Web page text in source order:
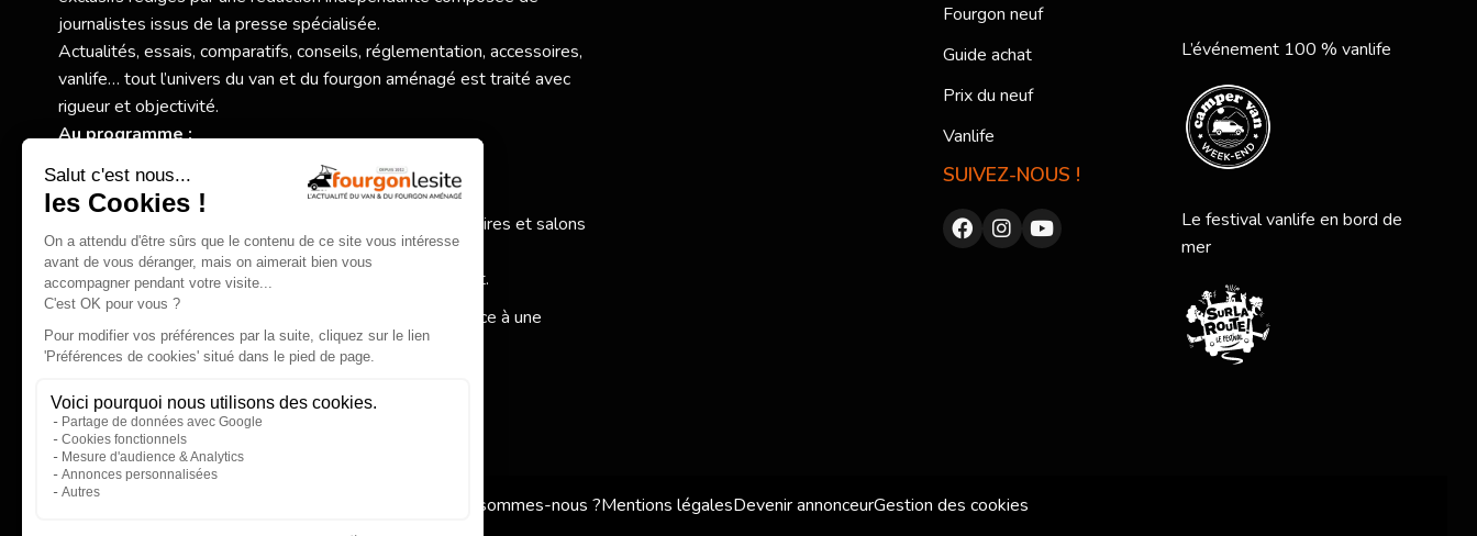
journalistes issus de la presse spécialisée.
Actualités, essais, comparatifs, conseils, réglementation, accessoires,
vanlife… tout l’univers du van et du fourgon aménagé est traité avec
rigueur et objectivité.
Au programme :
Nouveaux modèles et essais exclusifs,
Comparatifs et conseils pratiques pour bien choisir,
Actualité des constructeurs, réglementation, accessoires et salons
spécialisés,
Inspirations autour de la vanlife et du voyage itinérant.
Fourgonlesite.com
, votre guide pour un choix éclairé grâce à une
information claire, complète et indépendante.
EN SAVOIR PLUS
Fourgon neuf
Guide achat
Prix du neuf
Vanlife
SUIVEZ-NOUS !
L’événement 100 % vanlife
Le festival vanlife en bord de
mer
Qui sommes-nous ?Mentions légalesDevenir annonceurGestion des cookies